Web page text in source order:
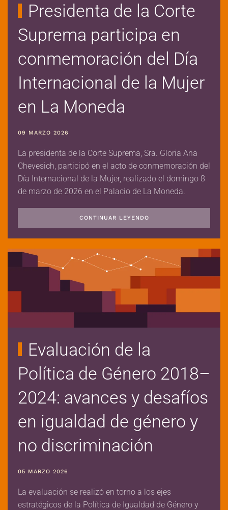
Presidenta de la Corte
Suprema participa en
conmemoración del Día
Internacional de la Mujer
en La Moneda
09 MARZO 2026
La presidenta de la Corte Suprema, Sra. Gloria Ana
Chevesich, participó en el acto de conmemoración del
Día Internacional de la Mujer, realizado el domingo 8
de marzo de 2026 en el Palacio de La Moneda.
CONTINUAR LEYENDO
Evaluación de la
Política de Género 2018–
2024: avances y desafíos
en igualdad de género y
no discriminación
05 MARZO 2026
La evaluación se realizó en torno a los ejes
estratégicos de la Política de Igualdad de Género y